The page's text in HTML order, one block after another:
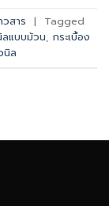
วสาร |
Tagged
ลแบบม้วน, กระเบื้อง
นิล